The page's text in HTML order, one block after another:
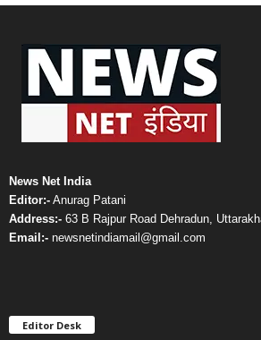
News Net India
Editor:- Anurag Patani
Address:- 63 B Rajpur Road Dehradun,
Email:- newsnetindiamail@gmail.com
Editor Desk